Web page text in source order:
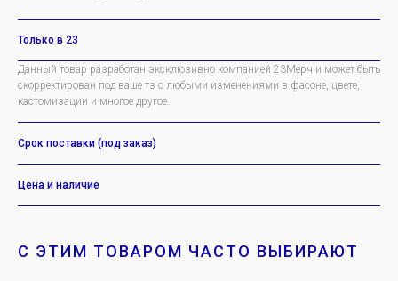
Только в 23
Данный товар разработан эксклюзивно компанией 23Мерч и может быть
скорректирован под ваше тз с любыми изменениями в фасоне, цвете,
кастомизации и многое другое.
Срок поставки (под заказ)
Цена и наличие
С ЭТИМ ТОВАРОМ ЧАСТО ВЫБИРАЮТ